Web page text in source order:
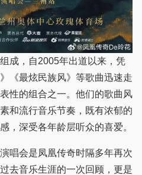
，自2005年出道以来，凭
《最炫民族风》等歌曲迅速走
性的组合之一。他们的歌曲风
和流行音乐节奏，既有浓郁的
，深受各年龄层听众的喜爱。
会是凤凰传奇时隔多年再次
去音乐生涯的一次回顾，更是